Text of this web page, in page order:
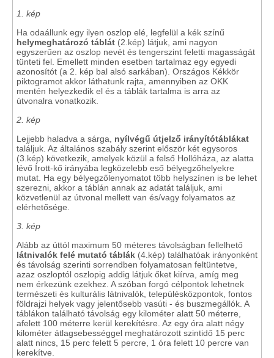
1. kép
Ha odaállunk egy ilyen oszlop elé, legfelül a kék színű
helymeghatározó táblát (2.kép) látjuk, ami nagyon
egyszerűen az oszlop nevét és tengerszint feletti magasságát
tünteti fel. Emellett minden esetben tartalmaz egy egyedi
azonosítót (a 2. kép bal alsó sarkában). Országos Kékkör
piktogramot akkor láthatunk rajta, amennyiben az OKK
mentén helyezkedik el és a táblák tartalma is arra az
útvonalra vonatkozik.
2. kép
Lejjebb haladva a sárga, nyílvégű útjelző irányítótáblákat
találjuk. Az általános szabály szerint először két egysoros
(3.kép) következik, amelyek közül a felső Hollóháza, az alatta
lévő Írott-kő irányába legközelebb eső bélyegzőhelyekre
mutat. Ha egy bélyegzőlenyomatot több helyszínen is be lehet
szerezni, akkor a táblán annak az adatát találjuk, ami
közvetlenül az útvonal mellett van és/vagy folyamatos az
elérhetősége.
3. kép
Alább az úttól maximum 50 méteres távolságban fellelhető
látnivalók felé mutató táblák (4.kép) találhatóak irányonként
és távolság szerinti sorrendben folyamatosan feltüntetve,
azaz oszloptól oszlopig addig látjuk őket kiírva, amíg meg
nem érkezünk ezekhez. A szóban forgó célpontok lehetnek
természeti és kulturális látnivalók, településközpontok, fontos
földrajzi helyek vagy jelentősebb vasúti - és buszmegállók. A
táblákon található távolság egy kilométer alatt 50 méterre,
afelett 100 méterre kerül kerekítésre. Az egy óra alatt négy
kilométer átlagsebességgel meghatározott szintidő 15 perc
alatt nincs, 15 perc felett 5 percre, 1 óra felett 10 percre van
kerekítve.